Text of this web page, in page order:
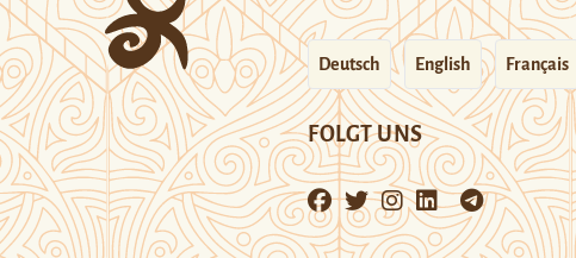
Deutsch English Français
FOLGT UNS